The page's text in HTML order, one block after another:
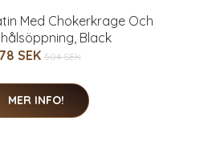
Med Chokerkrage Och
Black
SEK 504 SEK
MER INFO!